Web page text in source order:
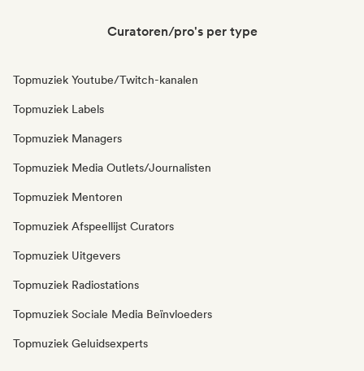
Curatoren/pro's per type
Topmuziek Youtube/Twitch-kanalen
Topmuziek Labels
Topmuziek Managers
Topmuziek Media Outlets/Journalisten
Topmuziek Mentoren
Topmuziek Afspeellijst Curators
Topmuziek Uitgevers
Topmuziek Radiostations
Topmuziek Sociale Media Beïnvloeders
Topmuziek Geluidsexperts